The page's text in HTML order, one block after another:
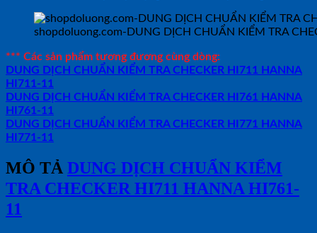
shopdoluong.com-DUNG DỊCH CHUẨN KIỂM TRA
*** Các sản phẩm tương đương cùng dòng:
DUNG DỊCH CHUẨN KIỂM TRA CHECKER HI711 HANNA
HI711-11
DUNG DỊCH CHUẨN KIỂM TRA CHECKER HI761 HANNA
HI761-11
DUNG DỊCH CHUẨN KIỂM TRA CHECKER HI771 HANNA
HI771-11
MÔ TẢ DUNG DỊCH CHUẨN KIỂM
TRA CHECKER HI711 HANNA HI761-
11